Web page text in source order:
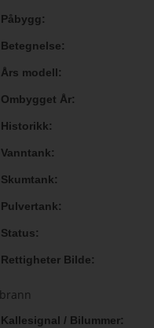
Påbygg
Betegnelse
Års modell
Ombygget År
Historikk
Vanntank
Skumtank
Pulvertank
Status
Rettigheter Bilde
Kallesignal / Bilummer